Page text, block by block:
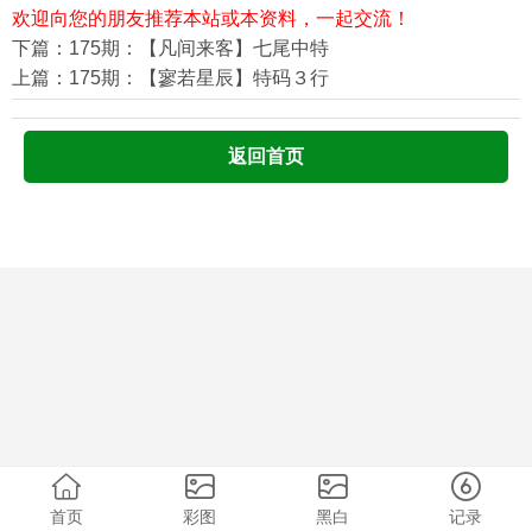
欢迎向您的朋友推荐本站或本资料，一起交流！
下篇：175期：【凡间来客】七尾中特
上篇：175期：【寥若星辰】特码３行
返回首页
首页 彩图 黑白 记录